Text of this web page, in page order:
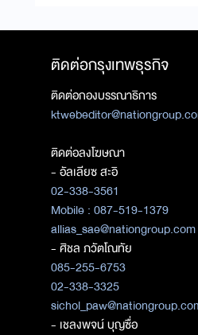
ติดต่อกรุงเทพธุรกิจ
ติดต่อกองบรรณาธิการ
ติดต่อลงโฆษณา
- อัลเลียซ สะอิ
02-338-3561
Mobile : 087-519-1379
allias_sae@nationgroup.com
- ศิชล ภวัตโณทัย
085-255-6753
02-338-3325
- เชลงพจน์ บุญซื่อ